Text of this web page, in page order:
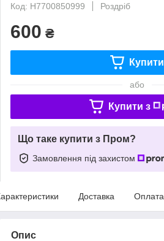
Код: H7700850999
Роздріб
600 ₴
Купити
або
Купити з
Що таке купити з Пром?
Замовлення під захистом
Доставка Оплата
Опис